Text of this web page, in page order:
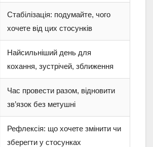
Стабілізація: подумайте, чого
хочете від цих стосунків
Найсильніший день для
кохання, зустрічей, зближення
Час провести разом, відновити
зв’язок без метушні
Рефлексія: що хочете змінити чи
зберегти у стосунках